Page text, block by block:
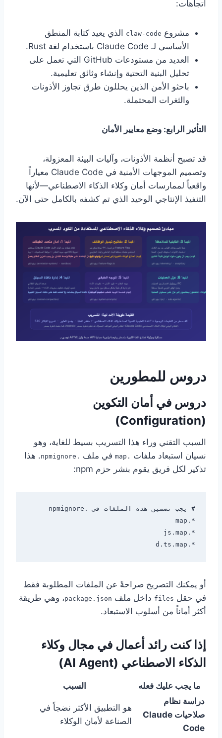
اتجاهات:
مشروع claw-code
الذي يعيد كتابة المنطق
الأساسي لـ Claude Code باستخدام لغة Rust.
العديد من مستودعات GitHub التي تعمل على
تحليل البنية التحتية وإنشاء وثائق تعليمية.
باحثو الأمن الذين يحللون طرق تجاوز الأذونات
والثغرات المحتملة.
التأثير الرابع: وضع معايير الأمان
قد تصبح أنظمة الأذونات، وآليات البيئة المعزولة،
وتصميم الموجهات الأمنية في Claude Code معياراً
واقعياً لممارسات أمان وكلاء الذكاء الاصطناعي—لأنها
التنفيذ الإنتاجي الوحيد الذي تم كشفه بالكامل حتى الآن.
دروس للمطورين
دروس في أمان التكوين
(Configuration)
السبب التقني وراء هذا التسريب بسيط للغاية، وهو
نسيان استبعاد ملفات .map في ملف .npmignore
. هذا
تذكير لكل فريق يقوم بنشر حزم npm:
*.d.ts.map
أو يمكنك التصريح صراحةً عن الملفات المطلوبة فقط
في حقل files داخل ملف package.json، وهي طريقة
أكثر أماناً من أسلوب الاستبعاد.
إذا كنت رائد أعمال في مجال وكلاء
الذكاء الاصطناعي (AI Agent)
ما يجب عليك فعله
السبب
دراسة نظام
صلاحيات Claude
Code
هو التطبيق الأكثر نضجاً في
الصناعة لأمان الوكلاء